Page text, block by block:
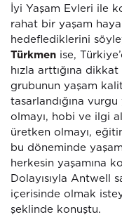
İyi Yaşam Evleri ile
rahat bir yaşam
hedeflediklerini
Türkmen ise,
hızla arttığına
grubunun yaşam
tasarlandığına
olmayı, hobi ve ilgi
üretken olmayı,
bu döneminde
herkesin yaşamına
Dolayısıyla Antwell
içerisinde olmak
şeklinde konuştu.